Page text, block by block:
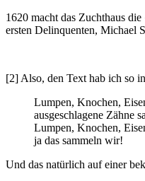
1620 macht das Zuchthaus die
ersten Delinquenten, Michael
[2] Also, den Text hab ich so
Lumpen, Knochen,
ausgeschlagene Zähne
Lumpen, Knochen,
ja das sammeln wir!
Und das natürlich auf einer